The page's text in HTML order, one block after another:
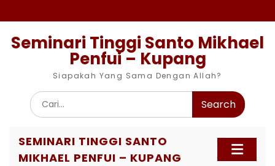
to
Seminari Tinggi Santo Mikhael
Penfui – Kupang
Siapakah Yang Sama Dengan Allah?
Search
for:
SEMINARI TINGGI SANTO
MIKHAEL PENFUI – KUPANG